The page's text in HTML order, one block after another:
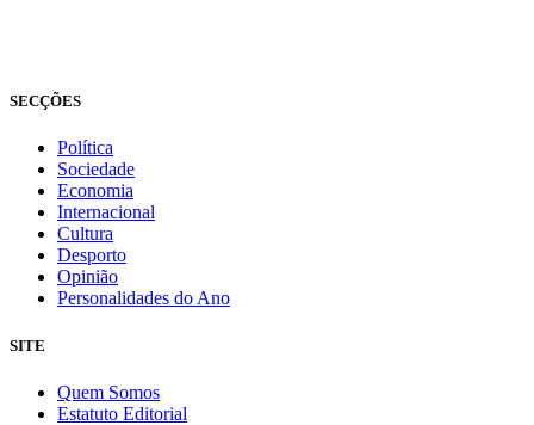
SECÇÕES
Política
Sociedade
Economia
Internacional
Cultura
Desporto
Opinião
Personalidades do Ano
SITE
Quem Somos
Estatuto Editorial